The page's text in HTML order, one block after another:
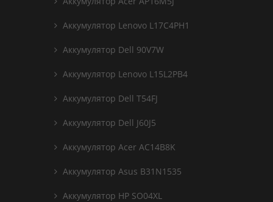
Аккумулятор Lenovo L17C4PH1
Аккумулятор Dell 90V7W
Аккумулятор Lenovo L15L2PB4
Аккумулятор Dell T54FJ
Аккумулятор Dell J60J5
Аккумулятор Acer AC14B8K
Аккумулятор Asus B31N1535
Аккумулятор HP SO04XL